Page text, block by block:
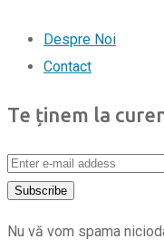
Despre Noi
Contact
Te ținem la
Nu vă vom spama